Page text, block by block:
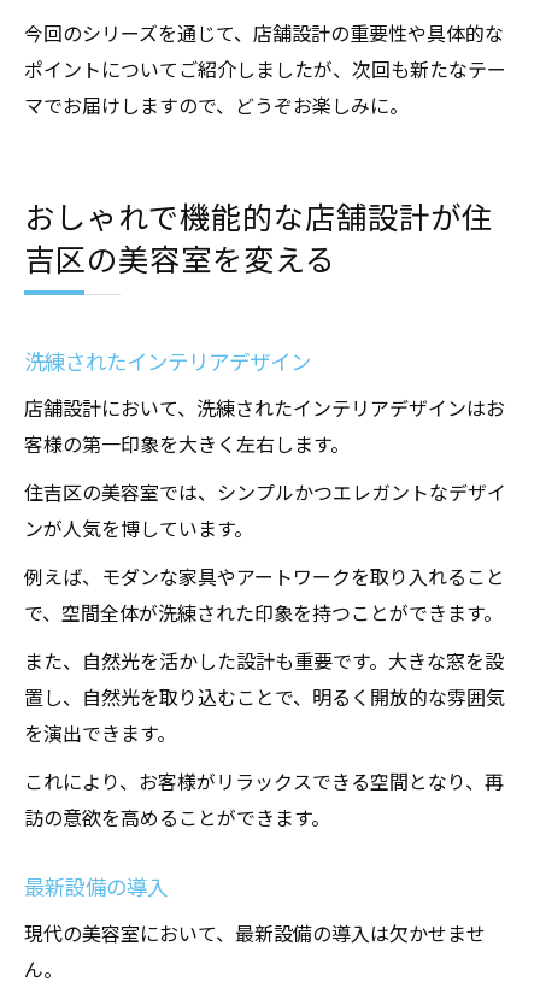
今回のシリーズを通じて、店舗設計の重要性や具体的な
ポイントについてご紹介しましたが、次回も新たなテー
マでお届けしますので、どうぞお楽しみに。
おしゃれで機能的な店舗設計が住
吉区の美容室を変える
洗練されたインテリアデザイン
店舗設計において、洗練されたインテリアデザインはお
客様の第一印象を大きく左右します。
住吉区の美容室では、シンプルかつエレガントなデザイ
ンが人気を博しています。
例えば、モダンな家具やアートワークを取り入れること
で、空間全体が洗練された印象を持つことができます。
また、自然光を活かした設計も重要です。大きな窓を設
置し、自然光を取り込むことで、明るく開放的な雰囲気
を演出できます。
これにより、お客様がリラックスできる空間となり、再
訪の意欲を高めることができます。
最新設備の導入
現代の美容室において、最新設備の導入は欠かせませ
ん。